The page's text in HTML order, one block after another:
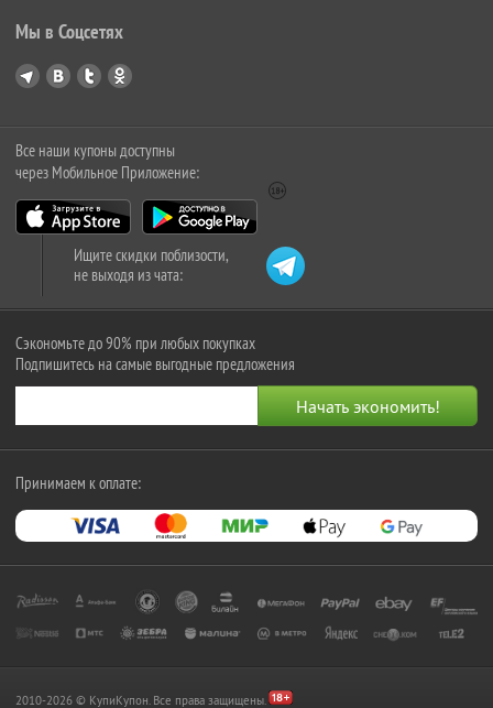
Мы в Соцсетях
Все наши купоны доступны
через Мобильное Приложение:
Ищите скидки поблизости,
не выходя из чата:
Сэкономьте до 90% при любых покупках
Подпишитесь на самые выгодные предложения
Принимаем к оплате:
2010-2026 © КупиКупон. Все права защищены.